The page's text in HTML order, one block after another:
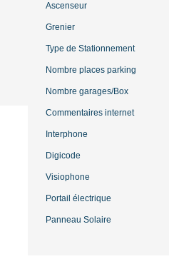
Ascenseur
Grenier
Type de Stationnement
Nombre places parking
Nombre garages/Box
Commentaires internet
Interphone
Digicode
Visiophone
Portail électrique
Panneau Solaire